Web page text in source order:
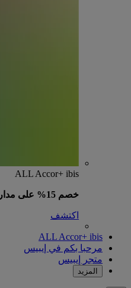
ALL Accor+ ibis
خصم 15% على مدار العام
اكتشف
ALL Accor+ ibis
مرحبا بكم في إيبيس
متجر إيبيس
المزيد